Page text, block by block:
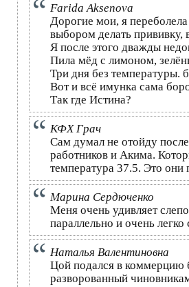
Farida Aksenova
Дорогие мои, я
выбором делать прививку,
Я после этого дважды
Пила мёд с лимоном,
Три дня без температуры.
Вот и всё имунка сама
Так где Истина?
КФХ Грач
Сам думал не отойду
работников и Акима.
температура 37.5. Это они
Марина Сердюченко
Меня очень удивляет
параллельно и очень легко
Наталья Валентиновна
Цой подался в коммерцию
разворованный